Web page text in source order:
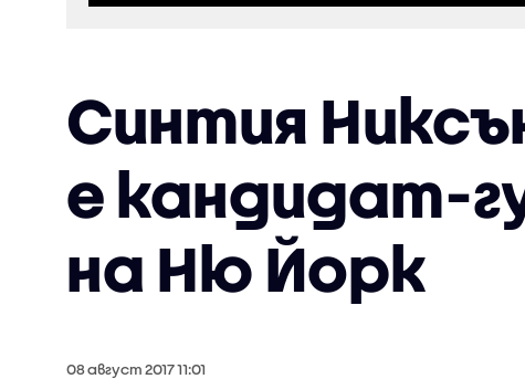
Синтия
е кандидат-
на Ню Йорк
08 август 2017 11:01